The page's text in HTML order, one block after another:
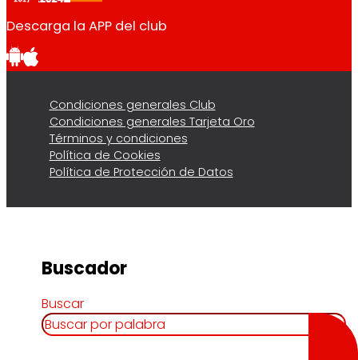
Descarga la APP del club
Condiciones generales Club
Condiciones generales Tarjeta Oro
Términos y condiciones
Política de Cookies
Política de Protección de Datos
Buscador
Buscar